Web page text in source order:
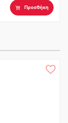
Προσθήκη